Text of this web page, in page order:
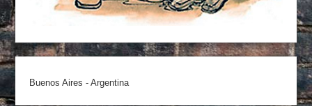
Buenos Aires - Argentina